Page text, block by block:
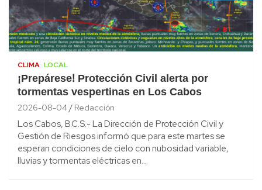
CLIMA LOCAL
¡Prepárese! Protección Civil alerta por
tormentas vespertinas en Los Cabos
2026-08-04 Redacción
Los Cabos, B.C.S.- La Dirección de Protección Civil y
Gestión de Riesgos informó que para este martes se
esperan condiciones de cielo con nubosidad variable,
lluvias y tormentas eléctricas en…